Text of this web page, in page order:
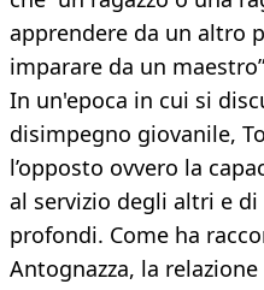
apprendere da un altro
imparare da un
In un'epoca in cui si
disimpegno giovanile,
l’opposto ovvero la
al servizio degli altri e
profondi. Come ha
Antognazza, la